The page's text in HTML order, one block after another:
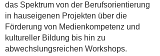
das Spektrum von der Berufsorientierung
in hauseigenen Projekten über die
Förderung von Medienkompetenz und
kultureller Bildung bis hin zu
abwechslungsreichen Workshops.